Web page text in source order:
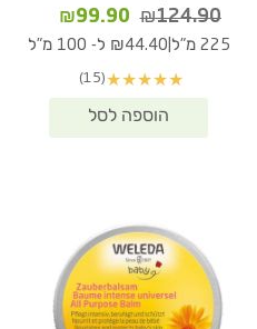
₪124.90
המחיר
המקורי
₪124.90.
₪99.90
הנוכחי
225 מ"ל ₪44.40 ל- 100 מ"ל
★
★
★
★
★
(15)